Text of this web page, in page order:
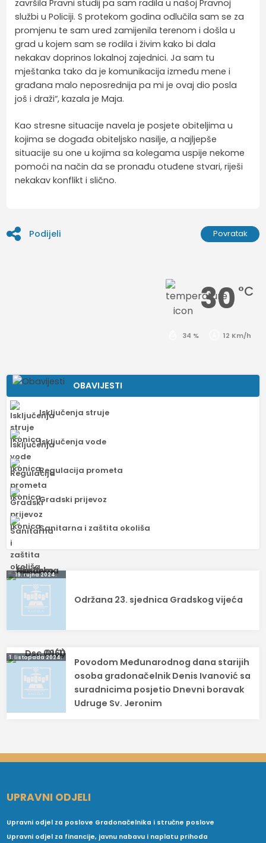
završila Pravni studij pa sam radila u našoj Pravnoj
službi u Policiji. S protekom godina odlučila sam se za
promjenu te sam ured zamijenila terenom i došla u
grad u kojem sam se rodila i živim kako bi dala
nekakav doprinos lokalnoj zajednici. Ja sam tu
mještanka tako da je komunikacija između mene i
građana malo neposrednija pa mi je ovaj dio posla
još i draži“, kazala je Maja.
Kao stresne situacije navela je posjete obiteljima u
kojima se događa obiteljsko nasilje, a najljepše
situacije su one u kojima sa kolegama uspije nekome
pomoći na način da se pronađu otuđene stvari, riješi
nekakav konflikt i slično.
Podijeli Povratak
30 °C
34 % 12 Km/h
OBAVIJESTI
Isključenja struje
Isključenja vode
Regulacija prometa
Gradski prijevoz
Sanitarna i zaštita okoliša
Navigacija
objava
19. rujna 2024.
Održana 23. sjednica Gradskog vijeća
1. listopada 2024.
Povodom Međunarodnog dana starijih
osoba gradonačelnik Denis Ivanović sa
suradnicima posjetio Dnevni boravak
Udruge Sv. Jeronim
UPRAVNI ODJELI
Upravni odjel za poslove Gradonačelnika i stručne poslove
Upravni odjel za financije, javnu nabavu i naplatu prihoda